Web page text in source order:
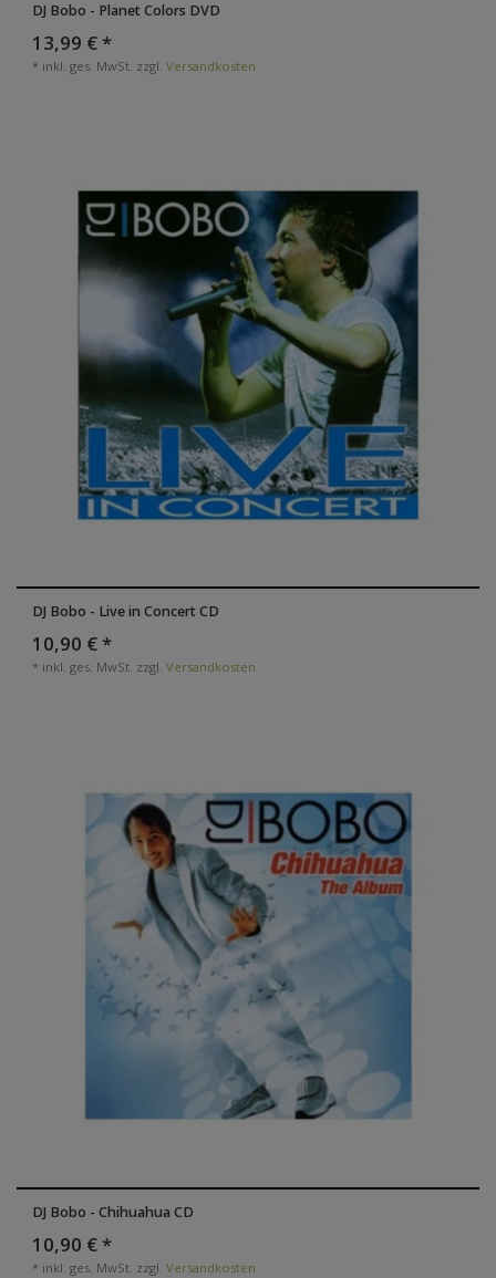
DJ Bobo - Planet Colors DVD
13,99 € *
* inkl. ges. MwSt. zzgl. Versandkosten
DJ Bobo - Live in Concert CD
10,90 € *
* inkl. ges. MwSt. zzgl. Versandkosten
DJ Bobo - Chihuahua CD
10,90 € *
* inkl. ges. MwSt. zzgl. Versandkosten